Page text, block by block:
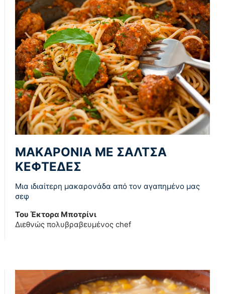
ΜΑΚΑΡΟΝΙΑ ΜΕ ΣΑΛΤΣΑ
ΚΕΦΤΕΔΕΣ
Μια ιδιαίτερη μακαρονάδα από τον αγαπημένο μας
σεφ
Του Έκτορα Μποτρίνι
Διεθνώς πολυβραβευμένος chef